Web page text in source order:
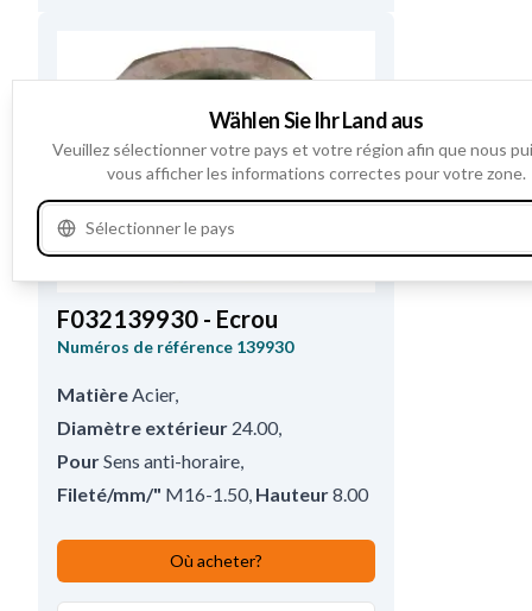
F032139930 - Ecrou
Numéros de référence 139930
MatièreAcier,
Diamètre extérieur 24.00,
PourSens anti-horaire,
Fileté/mm/" M16-1.50, Hauteur8.00
Où acheter?
Wählen Sie Ihr Land aus
Veuillez sélectionner votre pays et votre région afin que nous
vous afficher les informations correctes pour votre zone.
Sélectionner le pays